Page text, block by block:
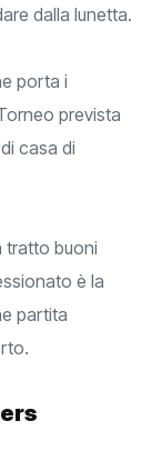
dalla lunetta.
porta i
prevista
casa di
tratto buoni
è la
partita